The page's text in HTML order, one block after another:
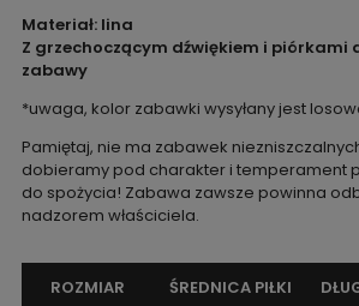
Materiał: lina
Z grzechoczącym dźwiękiem i
zabawy
*uwaga, kolor zabawki wysyłany jest
Pamiętaj, nie ma zabawek
dobieramy pod charakter i temperament
do spożycia! Zabawa zawsze powinna
nadzorem właściciela.
ROZMIAR ŚREDNICA PIŁKI